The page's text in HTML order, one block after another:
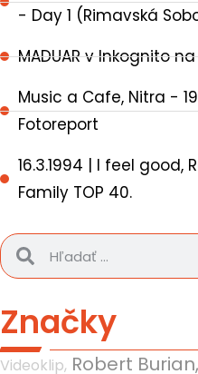
- Day 1 (Rimavská
MADUAR v Inkognito
Music a Cafe, Nitra -
Fotoreport
16.3.1994 | I feel good,
Family TOP 40.
Značky
Videoklip, Robert Burian,